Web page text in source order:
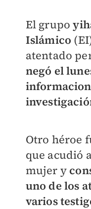
El grupo
Islámico
atentado
negó el
Otro héroe
que acudió
mujer y
uno de los
varios